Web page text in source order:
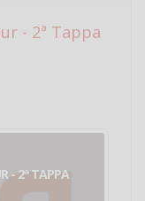
- 2ª Tappa
- 2ª TAPPA